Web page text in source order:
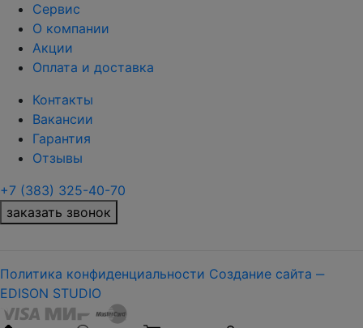
Сервис
О компании
Акции
Оплата и доставка
Контакты
Вакансии
Гарантия
Отзывы
+7 (383) 325-40-70
заказать звонок
Политика конфиденциальности Создание сайта ‒
EDISON STUDIO